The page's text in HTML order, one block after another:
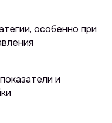
особенно при
и